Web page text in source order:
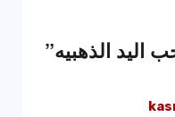
اليد الذهبيه”